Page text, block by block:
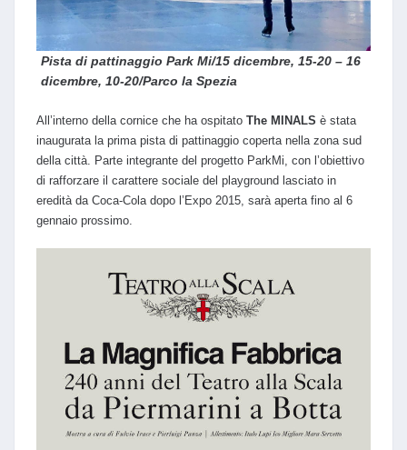
Pista di pattinaggio Park Mi/15 dicembre, 15-20 – 16
dicembre, 10-20/Parco la Spezia
All’interno della cornice che ha ospitato The MINALS è stata
inaugurata la prima pista di pattinaggio coperta nella zona sud
della città. Parte integrante del progetto ParkMi, con l’obiettivo
di rafforzare il carattere sociale del playground lasciato in
eredità da Coca-Cola dopo l’Expo 2015, sarà aperta fino al 6
gennaio prossimo.